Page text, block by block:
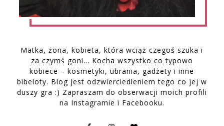
Matka, żona, kobieta, która wciąż czegoś szuka i
za czymś goni… Kocha wszystko co typowo
kobiece – kosmetyki, ubrania, gadżety i inne
bibeloty. Blog jest odzwierciedleniem tego co jej w
duszy gra :) Zapraszam do obserwacji moich profili
na Instagramie i Facebooku.